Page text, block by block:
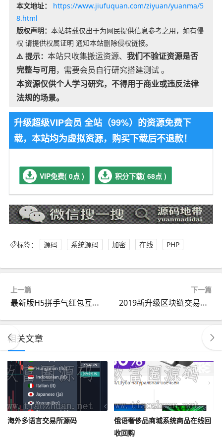
本文地址：
https://www.jiufuquan.com/ziyuan/yuanma/5
8.html
版权声明： 本站转载仅出于为网民提供信息参考之用，如有侵
权 请提供权属证明 通知本站删除侵权链接。
⚠️ 提示： 本站只收集搬运资源、 我们不验证资源是否
完整与可用，需要会员自行研究搭建测试 。
本资源仅供个人学习研究，不得用于商业或违反法律
法规的场景。
升级超级VIP会员 全站（99%）的资源免费下
载，本站均为虚拟资源，购买下载后不退款！
VIP免费( 0点 ) 积分下载( 68点 )
标签： 源码 系统源码 加密 在线 PHP
上一篇
最新版H5拼手气红包互换源码
下一篇
2019新升级区块链交易源码 带商城系统源码 带众筹 带积分兑换
相关文章
海外多语言交易所源码
俄语奢侈品商城系统商品在线回
收回购